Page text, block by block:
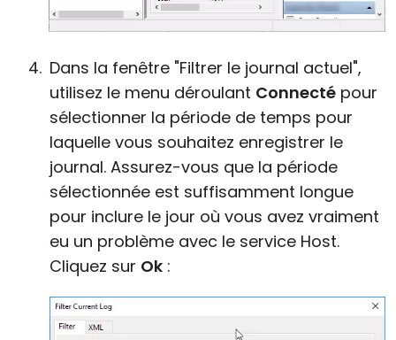
Dans la fenêtre "Filtrer le journal actuel",
utilisez le menu déroulant Connecté pour
sélectionner la période de temps pour
laquelle vous souhaitez enregistrer le
journal. Assurez-vous que la période
sélectionnée est suffisamment longue
pour inclure le jour où vous avez vraiment
eu un problème avec le service Host.
Cliquez sur Ok :